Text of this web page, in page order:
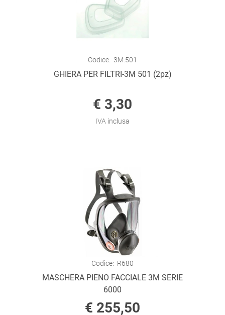
Codice: 3M.501
GHIERA PER FILTRI-3M 501 (2pz)
€ 3,30
IVA inclusa
Codice: R680
MASCHERA PIENO FACCIALE 3M SERIE
6000
€ 255,50